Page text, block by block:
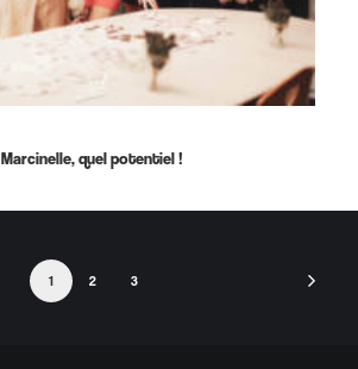
Marcinelle, quel potentiel !
1 2 3